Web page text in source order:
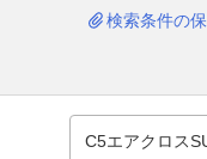
検索条件の